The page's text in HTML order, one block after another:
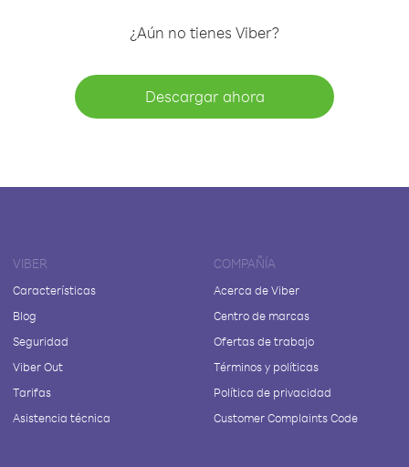
¿Aún no tienes Viber?
Descargar ahora
VIBER
Características
Blog
Seguridad
Viber Out
Tarifas
Asistencia técnica
COMPAÑÍA
Acerca de Viber
Centro de marcas
Ofertas de trabajo
Términos y políticas
Política de privacidad
Customer Complaints Code